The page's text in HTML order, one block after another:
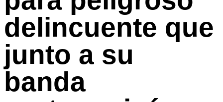
delincuente que
junto a su
banda